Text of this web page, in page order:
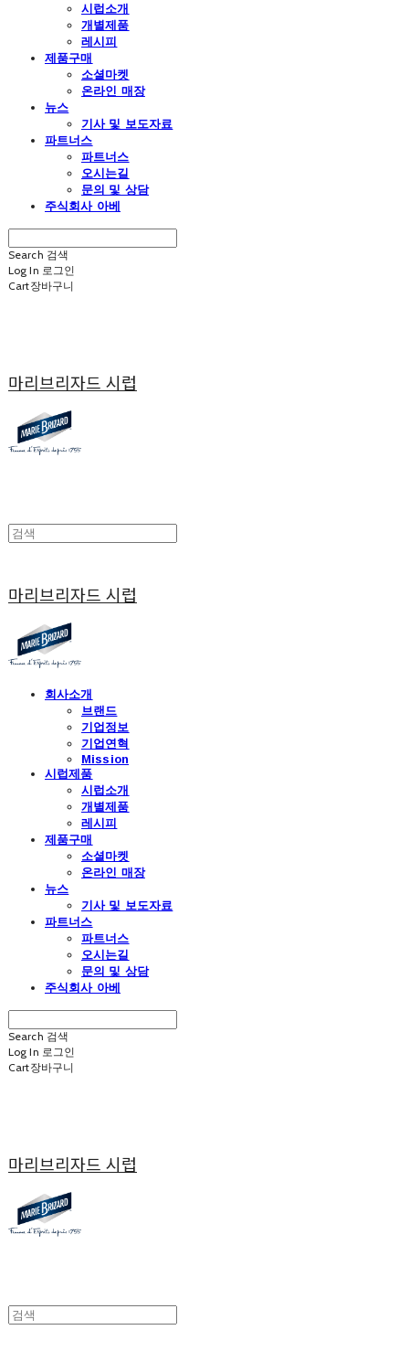
시럽소개
개별제품
레시피
제품구매
소셜마켓
온라인 매장
뉴스
기사 및 보도자료
파트너스
파트너스
오시는길
문의 및 상담
주식회사 아베
Search 검색
Log In 로그인
Cart장바구니
마리브리자드 시럽
마리브리자드 시럽
회사소개
브랜드
기업정보
기업연혁
Mission
시럽제품
시럽소개
개별제품
레시피
제품구매
소셜마켓
온라인 매장
뉴스
기사 및 보도자료
파트너스
파트너스
오시는길
문의 및 상담
주식회사 아베
Search 검색
Log In 로그인
Cart장바구니
마리브리자드 시럽